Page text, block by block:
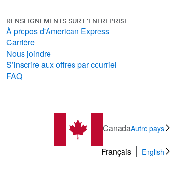
RENSEIGNEMENTS SUR L'ENTREPRISE
À propos d'American Express
Carrière
Nous joindre
S’inscrire aux offres par courriel
FAQ
CanadaAutre pays
Français English